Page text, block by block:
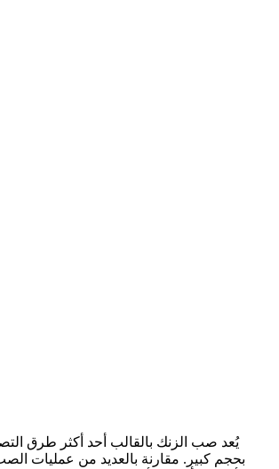
يُعد صب الزنك بالقالب أحد أكثر طرق
بحجم كبير. مقارنة بالعديد من عمليات